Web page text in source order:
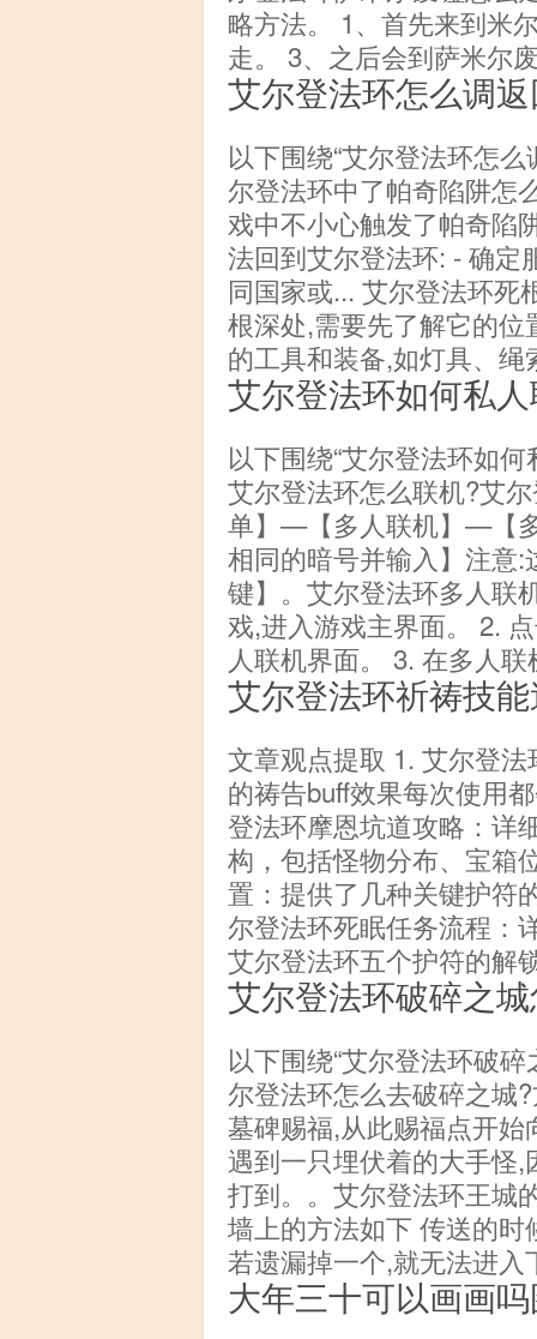
略方法。 1、首先来到米
走。 3、之后会到萨米尔
艾尔登法环怎么调
以下围绕“艾尔登法环怎
尔登法环中了帕奇陷阱怎
戏中不小心触发了帕奇陷
法回到艾尔登法环: - 确定
同国家或... 艾尔登法环死
根深处,需要先了解它的
的工具和装备,如灯具、绳
艾尔登法环如何私
以下围绕“艾尔登法环如
艾尔登法环怎么联机?艾
单】—【多人联机】—【
相同的暗号并输入】注意
键】。艾尔登法环多人联
戏,进入游戏主界面。 2.
人联机界面。 3. 在多人联
艾尔登法环祈祷技
文章观点提取 1. 艾尔登
的祷告buff效果每次使用
登法环摩恩坑道攻略：详
构，包括怪物分布、宝箱
置：提供了几种关键护符
尔登法环死眠任务流程：
艾尔登法环五个护符的解
艾尔登法环破碎之
以下围绕“艾尔登法环破
尔登法环怎么去破碎之城
墓碑赐福,从此赐福点开
遇到一只埋伏着的大手怪
打到。。艾尔登法环王城
墙上的方法如下 传送的
若遗漏掉一个,就无法进入
大年三十可以画画